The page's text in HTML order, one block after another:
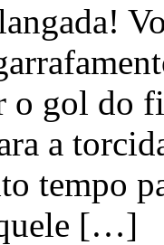
o gol do
a
tempo
[…]